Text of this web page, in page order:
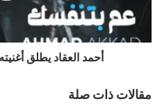
الجريني الفتاح
ل
ا
ل
أحمد العقاد يطلق
مقالات ذات صلة